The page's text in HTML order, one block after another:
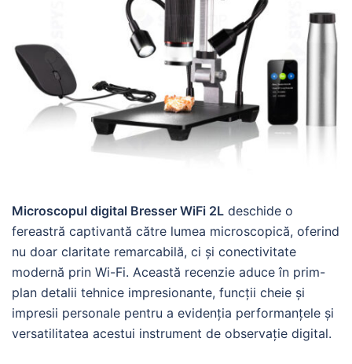
Microscopul digital Bresser WiFi 2L deschide o
fereastră captivantă către lumea microscopică, oferind
nu doar claritate remarcabilă, ci și conectivitate
modernă prin Wi-Fi. Această recenzie aduce în prim-
plan detalii tehnice impresionante, funcții cheie și
impresii personale pentru a evidenția performanțele și
versatilitatea acestui instrument de observație digital.